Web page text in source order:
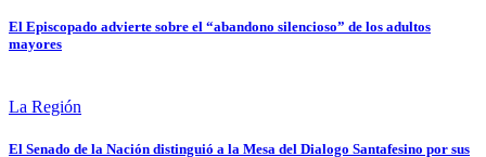
El Episcopado advierte sobre el “abandono silencioso” de los adultos
mayores
La Región
El Senado de la Nación distinguió a la Mesa del Dialogo Santafesino por sus